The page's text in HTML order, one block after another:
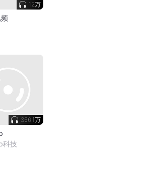
12万
366.1万
科技